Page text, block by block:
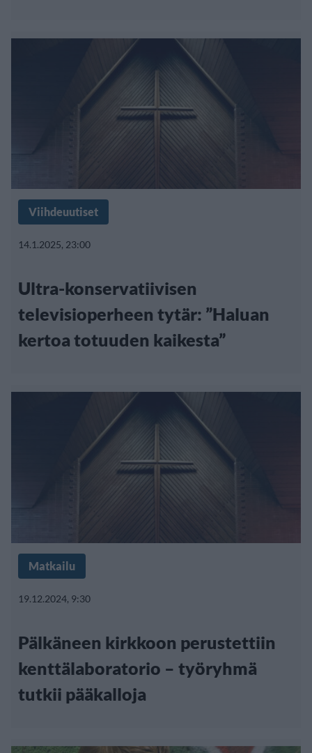
Viihdeuutiset
14.1.2025, 23:00
Ultra-konservatiivisen
televisioperheen tytär: ”Haluan
kertoa totuuden kaikesta”
Matkailu
19.12.2024, 9:30
Pälkäneen kirkkoon perustettiin
kenttälaboratorio – työryhmä
tutkii pääkalloja